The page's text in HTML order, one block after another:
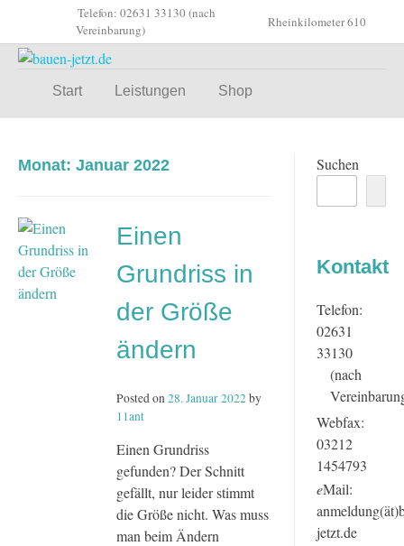
content
Telefon: 02631 33130 (nach
Vereinbarung)
Rheinkilometer 610
Start Leistungen Shop
Monat: Januar 2022
Einen
Grundriss in
der Größe
ändern
Posted on28. Januar 2022by
11ant
Einen Grundriss
gefunden? Der Schnitt
gefällt, nur leider stimmt
die Größe nicht. Was muss
man beim Ändern
Suchen
Kontakt
Telefon:
02631
33130
(nach
Webfax:
03212
1454793
eMail:
jetzt.de